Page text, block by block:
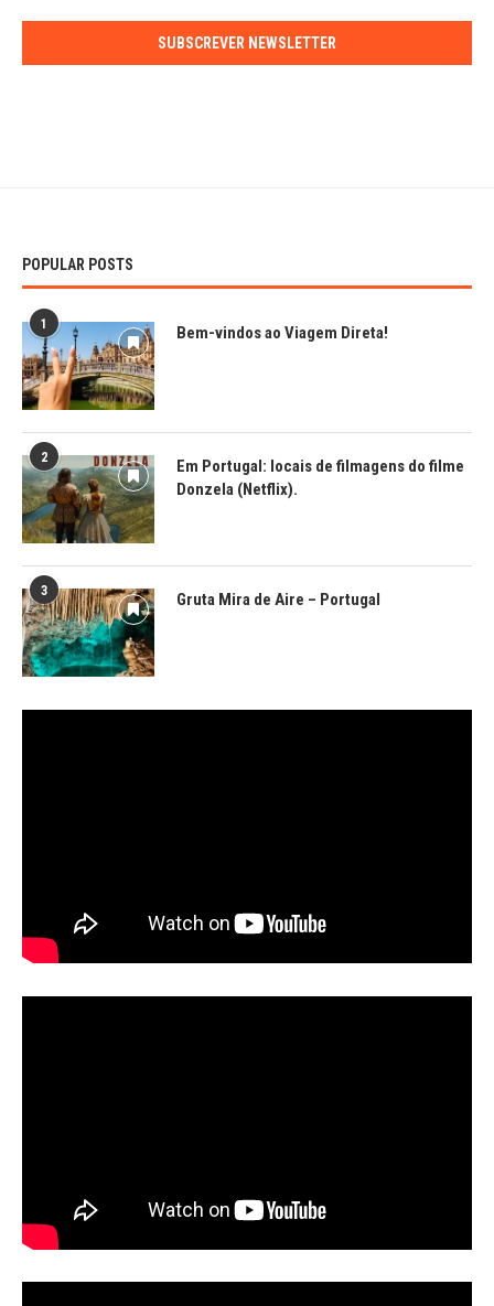
SUBSCREVER NEWSLETTER
POPULAR POSTS
1 Bem-vindos ao Viagem Direta!
2
Em Portugal: locais de filmagens do filme
Donzela (Netflix).
3 Gruta Mira de Aire – Portugal